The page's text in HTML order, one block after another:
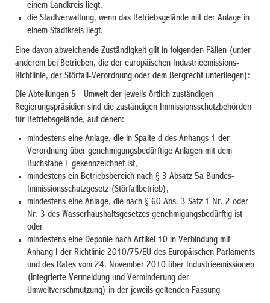
einem Landkreis liegt,
die Stadtverwaltung, wenn das Betriebsgelände mit der Anlage in
einem Stadtkreis liegt.
Eine davon abweichende Zuständigkeit gilt in folgenden Fällen (unter
anderem bei Betrieben, die der europäischen Industrieemissions-
Richtlinie, der Störfall-Verordnung oder dem Bergrecht unterliegen):
Die Abteilungen 5 - Umwelt der jeweils örtlich zuständigen
Regierungspräsidien sind die zuständigen Immissionsschutzbehörden
für Betriebsgelände, auf denen:
mindestens eine Anlage, die in Spalte d des Anhangs 1 der
Verordnung über genehmigungsbedürftige Anlagen mit dem
Buchstabe E gekennzeichnet ist,
mindestens ein Betriebsbereich nach § 3 Absatz 5a Bundes-
Immissionsschutzgesetz (Störfallbetrieb),
mindestens eine Anlage, die nach § 60 Abs. 3 Satz 1 Nr. 2 oder
Nr. 3 des Wasserhaushaltsgesetzes genehmigungsbedürftig ist
oder
mindestens eine Deponie nach Artikel 10 in Verbindung mit
Anhang I der Richtlinie 2010/75/EU des Europäischen Parlaments
und des Rates vom 24. November 2010 über Industrieemissionen
(integrierte Vermeidung und Verminderung der
Umweltverschmutzung) in der jeweils geltenden Fassung